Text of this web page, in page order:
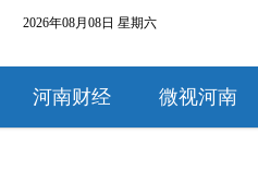
2026年08月08日 星期六
河南财经 微视河南